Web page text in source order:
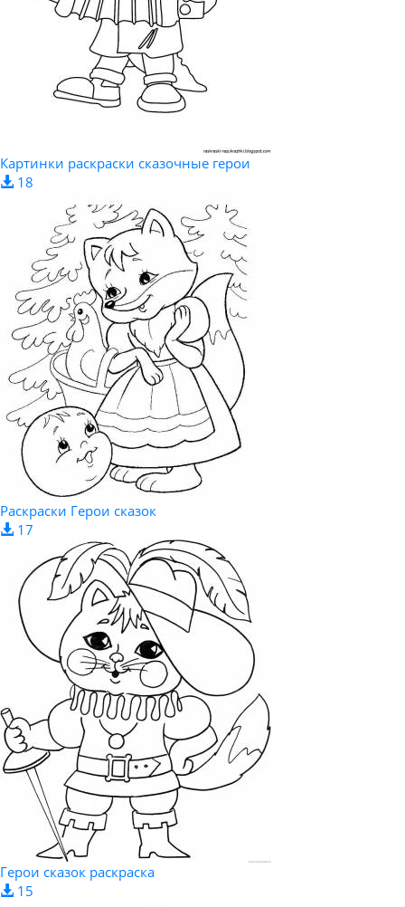
Картинки раскраски сказочные герои
18
Раскраски Герои сказок
17
Герои сказок раскраска
15